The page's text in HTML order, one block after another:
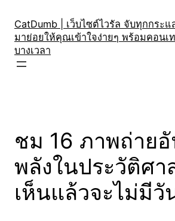
content
CatDumb | เว็บไซต์ไวรัล จับทุกกระ
มาย่อยให้คุณเข้าใจง่ายๆ พร้อมคอนเ
บางเวลา
ชม 16 ภาพถ่าย
พลังในประวัติศา
เห็นแล้วจะไม่มี